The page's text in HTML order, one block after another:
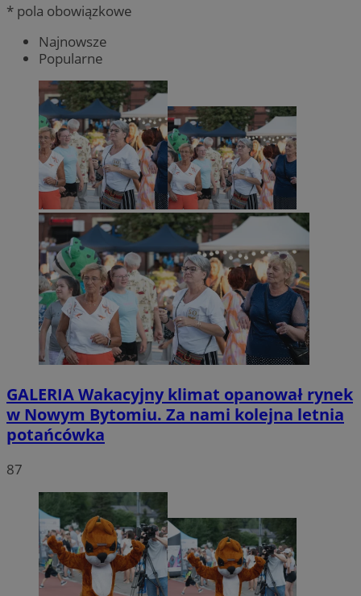
* pola obowiązkowe
Najnowsze
Popularne
GALERIAWakacyjny klimat opanował rynek
w Nowym Bytomiu. Za nami kolejna letnia
potańcówka
87